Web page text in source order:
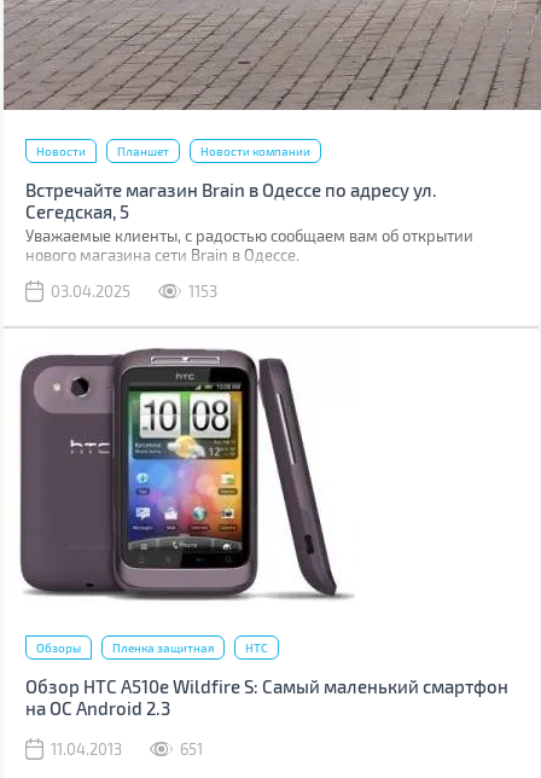
Новости Планшет Новости компании
Встречайте магазин Brain в Одессе по адресу ул.
Сегедская, 5
Уважаемые клиенты, с радостью сообщаем вам об открытии
нового магазина сети Brain в Одессе.
03.04.2025
1153
Обзоры Пленка защитная HTC
Обзор HTC A510e Wildfire S: Самый маленький смартфон
на ОС Android 2.3
11.04.2013 651